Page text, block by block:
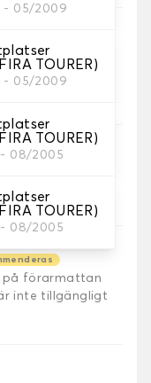
- 05/2009
TOURER)
- 05/2009
TOURER)
- 08/2005
TOURER)
- 08/2005
på förarmattan
inte tillgängligt